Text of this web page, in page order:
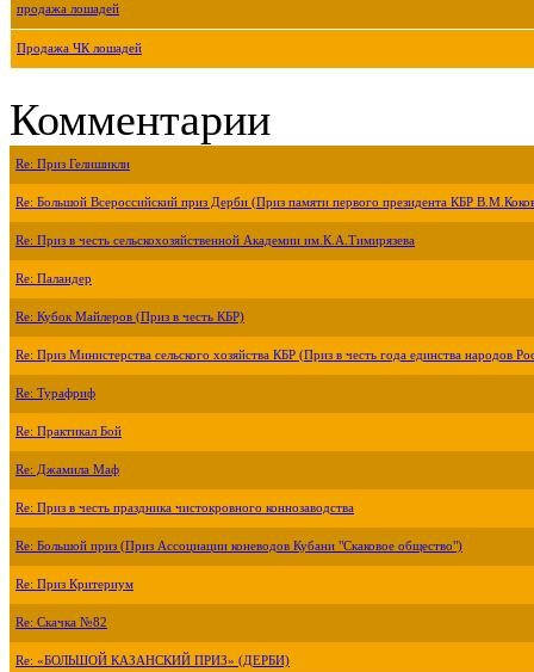
продажа лошадей
Продажа ЧК лошадей
Комментарии
Re: Приз Гелишикли
Re: Большой Всероссийский приз Дерби (Приз памяти первого президента КБР
Re: Приз в честь сельскохозяйственной Академии им.К.А.Тимирязева
Re: Паландер
Re: Кубок Майлеров (Приз в честь КБР)
Re: Приз Министерства сельского хозяйства КБР (Приз в честь года единства народов
Re: Турафриф
Re: Практикал Бой
Re: Джамила Маф
Re: Приз в честь праздника чистокровного коннозаводства
Re: Большой приз (Приз Ассоциации коневодов Кубани "Скаковое общество")
Re: Приз Критериум
Re: Скачка №82
Re: «БОЛЬШОЙ КАЗАНСКИЙ ПРИЗ» (ДЕРБИ)